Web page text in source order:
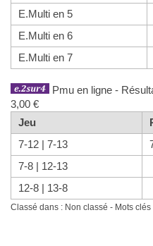
E.Multi en 5
E.Multi en 6
E.Multi en 7
Pmu en ligne -
3,00 €
Jeu
7-12 | 7-13
7-8 | 12-13
12-8 | 13-8
Classé dans : Non classé - Mots clés